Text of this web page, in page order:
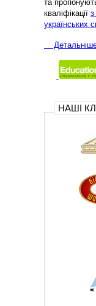
та
кваліфікації
українських
Д
НАШІ